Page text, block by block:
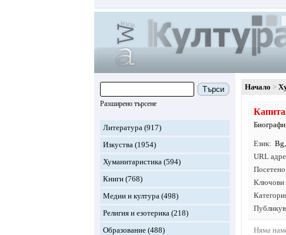
Търси
Разширено търсене
Литература (917)
Изкуства (1954)
Хуманитаристика (594)
Книги (768)
Медии и култура (498)
Религия и езотерика (218)
Образование (488)
Начало
Език Bg,
URL
Посетено
Ключови
Няма